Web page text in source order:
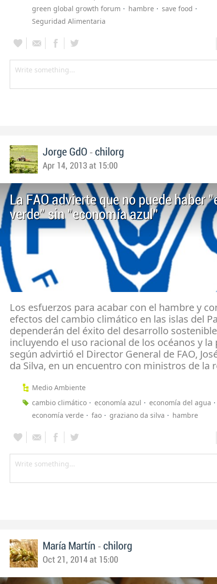
green global growth forum
hambre
save food
Seguridad Alimentaria
Jorge GdO - chilorg
Apr 14, 2013 at 15:00
La FAO advierte que no puede haber
verde" sin "economía azul"
Los esfuerzos para acabar con el hambre y
efectos del cambio climático en las islas del
dependerán del éxito del desarrollo
incluyendo el uso racional de los océanos y la
según advirtió el Director General de FAO,
da Silva, en un encuentro con ministros de la
Medio Ambiente
cambio climático
economía azul
economía del agua
economía verde
fao graziano da silva hambre
María Martín - chilorg
Oct 21, 2014 at 15:00